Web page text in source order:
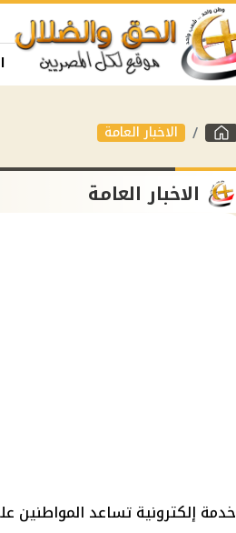
الاخبار العامة
الاخبار العامة
خدمة إلكترونية تساعد